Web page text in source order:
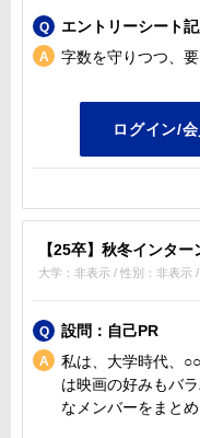
エントリーシート
字数を守りつつ、
【25卒】秋冬インタ
大学：非表示 / 性別：非表示
設問：自己PR
私は、大学時代、
は映画の好みもバ
なメンバーをまとめ